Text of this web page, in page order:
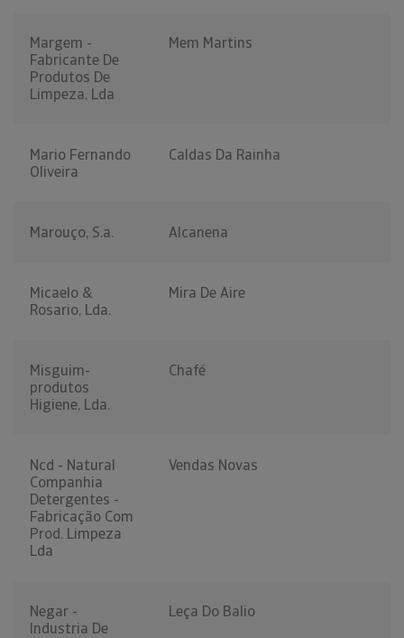
Margem -
Fabricante De
Produtos De
Limpeza, Lda
Mem Martins
Mario Fernando
Oliveira
Caldas Da Rainha
Marouço, S.a. Alcanena
Micaelo &
Rosario, Lda.
Mira De Aire
Misguim-
produtos
Higiene, Lda.
Chafé
Ncd - Natural
Companhia
Detergentes -
Fabricação Com
Prod. Limpeza
Lda
Vendas Novas
Negar -
Industria De
Leça Do Balio